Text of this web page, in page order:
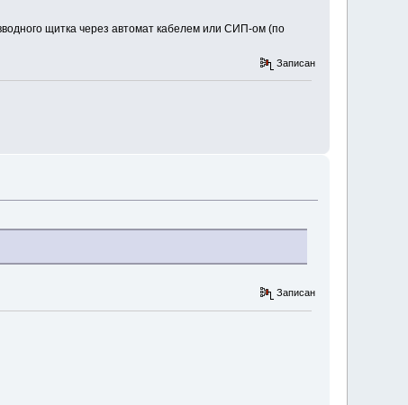
щитка через автомат кабелем или СИП-ом (по
Записан
Записан